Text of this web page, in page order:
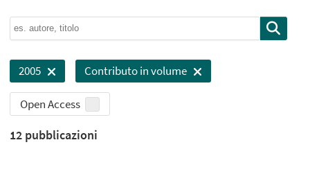
2005 Contributo in volume
Open Access
12 pubblicazioni